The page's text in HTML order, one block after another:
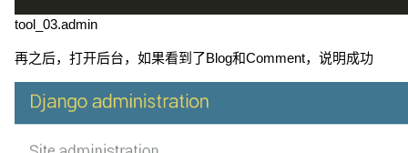
tool_03.admin
再之后，打开后台，如果看到了Blog和Comment，说明成功